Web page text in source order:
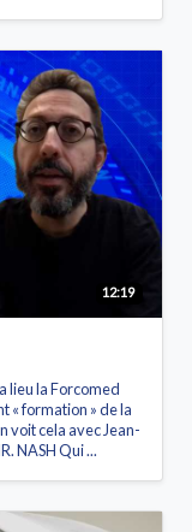
12:19
lieu la Forcomed
« formation » de la
voit cela avec Jean-
NASH Qui ...